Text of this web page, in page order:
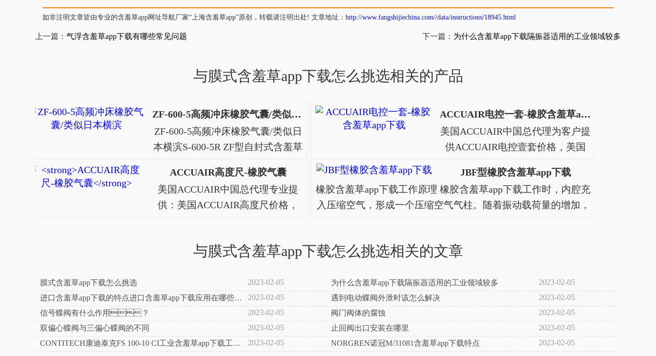
如非注明文章皆由专业的含羞草app网址导航厂家“上海含羞草app”原创，转载请注明出处! 文章地址： http://www.fangshijiechina.com//data/instructions/18945.html
上一篇： 气浮含羞草app下载有哪些常见问题 下一篇： 为什么含羞草app下载隔振器适用的工业领域较多
与膜式含羞草app下载怎么挑选相关的产品
ZF-600-5高频冲床橡胶气囊/类似日本横滨
ZF-600-5高频冲床橡胶气囊/类似日
本横滨S-600-5R ZF型自封式含羞草
式，是因其无需外力自行密封而得
名。如图，用纤维层做补强处理的
橡胶曲囊①在使用时，..
ACCUAIR电控一套-橡胶含羞草app下载
美国ACCUAIR中国总代理为客户提
供ACCUAIR电控壹套价格，美国
品，ACCUAIR电控塬装，
ACCUAIR电磁阀塬装等信息可以增
加微信：13262966665 100%正品，
ACCUAIR高度尺-橡胶气囊
美国ACCUAIR中国总代理专业提
供：美国ACCUAIR高度尺价格，
信息可以增加微信：13262966665
JBF型橡胶含羞草app下载
橡胶含羞草app下载工作原理 橡胶含羞草app下载工作时，内腔充
入压缩空气，形成一个压缩空气气柱。随着振动载荷量的增加，
与膜式含羞草app下载怎么挑选相关的文章
膜式含羞草app下载怎么挑选 2023-02-05 为什么含羞草app下载隔振器适用的工业领域较多
2023-02-05
进口含羞草app下载的特点进口含羞草app下载应用在哪些方
面
2023-02-05 遇到电动蝶阀外泄时该怎么解决
2023-02-05
信号蝶阀有什么作用？
2023-02-05 阀门阀体的腐蚀
2023-02-05
双偏心蝶阀与三偏心蝶阀的不同
2023-02-05 止回阀出口安装在哪里
2023-02-05
CONTITECH康迪泰克FS 100-10 CI工业含羞草app下载工作
温度
2023-02-05 NORGREN诺冠M/31081含羞草app下载特点 2023-02-05